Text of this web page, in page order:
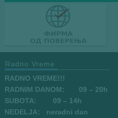
Radno Vreme
RADNO VREME!!!
RADNIM DANOM:
09 – 20h
SUBOTA: 09 – 14h
NEDELJA: neradni dan